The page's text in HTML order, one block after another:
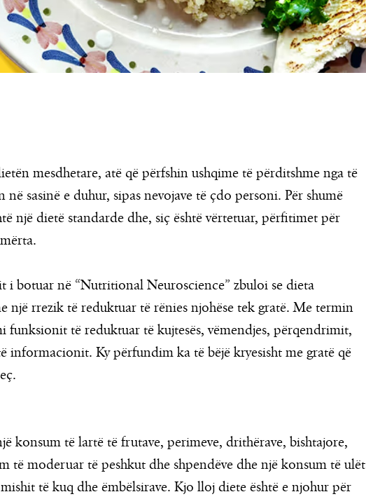
mesdhetare, atë që përfshin ushqime të përditshme nga të
sasinë e duhur, sipas nevojave të çdo personi. Për shumë
një dietë standarde dhe, siç është vërtetuar, përfitimet për
i botuar në “Nutritional Neuroscience” zbuloi se dieta
një rrezik të reduktuar të rënies njohëse tek gratë. Me termin
funksionit të reduktuar të kujtesës, vëmendjes, përqendrimit,
informacionit. Ky përfundim ka të bëjë kryesisht me gratë që
konsum të lartë të frutave, perimeve, drithërave, bishtajore,
të moderuar të peshkut dhe shpendëve dhe një konsum të ulët
të kuq dhe ëmbëlsirave. Kjo lloj diete është e njohur për